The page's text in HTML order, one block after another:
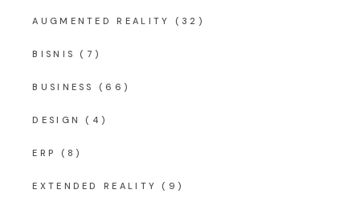
AUGMENTED REALITY (32)
BISNIS (7)
BUSINESS (66)
DESIGN (4)
ERP (8)
EXTENDED REALITY (9)